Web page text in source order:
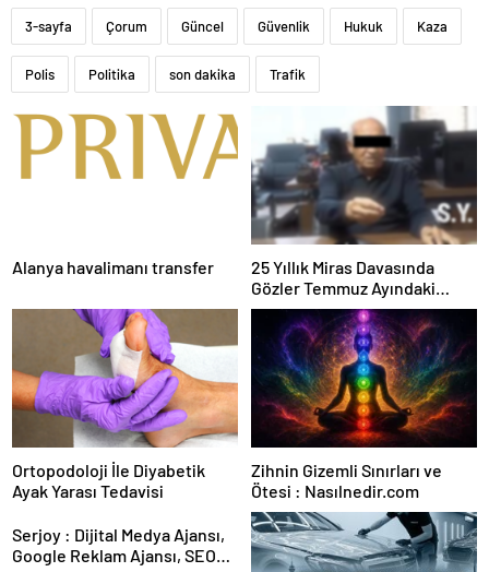
3-sayfa Çorum Güncel Güvenlik Hukuk Kaza
Polis Politika son dakika Trafik
Alanya havalimanı transfer
25 Yıllık Miras Davasında
Gözler Temmuz Ayındaki
Karar Duruşmasına Çevrildi
Ortopodoloji İle Diyabetik
Ayak Yarası Tedavisi
Zihnin Gizemli Sınırları ve
Ötesi : Nasılnedir.com
Serjoy : Dijital Medya Ajansı,
Google Reklam Ajansı, SEO